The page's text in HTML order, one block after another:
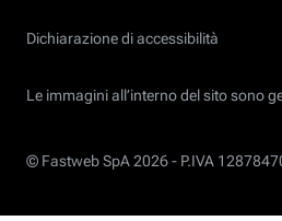
Dichiarazione di accessibilità
Le immagini all’interno del sito sono
© Fastweb SpA 2026 - P.IVA